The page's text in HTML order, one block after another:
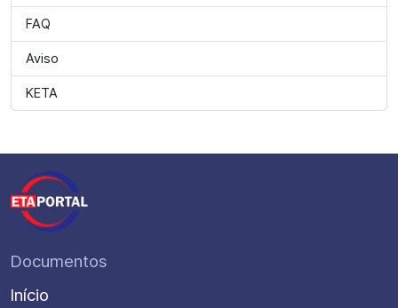
FAQ
Aviso
KETA
Documentos
Início